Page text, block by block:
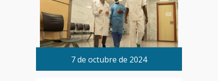
7 de octubre de 2024